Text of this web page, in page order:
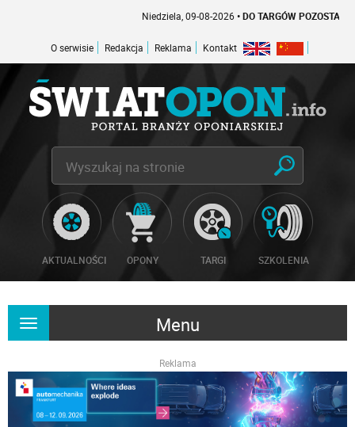
Niedziela, 09-08-2026• DO TARGÓW POZOSTAŁO -1
O serwisie Redakcja Reklama Kontakt
AKTUALNOŚCI OPONY TARGI SZKOLENIA
Menu
Rozwiń
Reklama